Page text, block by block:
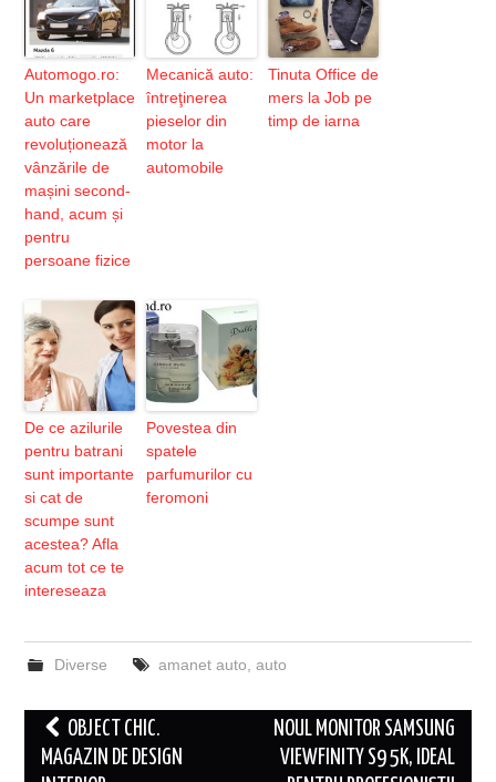
Automogo.ro:
Un marketplace
auto care
revoluționează
vânzările de
mașini second-
hand, acum și
pentru
persoane fizice
Mecanică auto:
întreţinerea
pieselor din
motor la
automobile
Tinuta Office de
mers la Job pe
timp de iarna
De ce azilurile
pentru batrani
sunt importante
si cat de
scumpe sunt
acestea? Afla
acum tot ce te
intereseaza
Povestea din
spatele
parfumurilor cu
feromoni
Diverse amanet auto, auto
Post
navigation
OBJECT CHIC.
MAGAZIN DE DESIGN
NOUL MONITOR SAMSUNG
VIEWFINITY S9 5K, IDEAL